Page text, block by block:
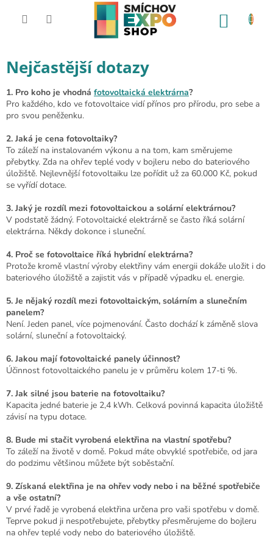
Nejčastější dotazy
1. Pro koho je vhodná fotovoltaická elektrárna?
Pro každého, kdo ve fotovoltaice vidí přínos pro přírodu, pro sebe a
pro svou peněženku.
2. Jaká je cena fotovoltaiky?
To záleží na instalovaném výkonu a na tom, kam směrujeme
přebytky. Zda na ohřev teplé vody v bojleru nebo do bateriového
úložiště. Nejlevnější fotovoltaiku lze pořídit už za 60.000 Kč, pokud
se vyřídí dotace.
3. Jaký je rozdíl mezi fotovoltaickou a solární elektrárnou?
V podstatě žádný. Fotovoltaické elektrárně se často říká solární
elektrárna. Někdy dokonce i sluneční.
4. Proč se fotovoltaice říká hybridní elektrárna?
Protože kromě vlastní výroby elektřiny vám energii dokáže uložit i do
bateriového úložiště a zajistit vás v případě výpadku el. energie.
5. Je nějaký rozdíl mezi fotovoltaickým, solárním a slunečním
panelem?
Není. Jeden panel, více pojmenování. Často dochází k záměně slova
solární, sluneční a fotovoltaický.
6. Jakou mají fotovoltaické panely účinnost?
Účinnost fotovoltaického panelu je v průměru kolem 17-ti %.
7. Jak silné jsou baterie na fotovoltaiku?
Kapacita jedné baterie je 2,4 kWh. Celková povinná kapacita úložiště
závisí na typu dotace.
8. Bude mi stačit vyrobená elektřina na vlastní spotřebu?
To záleží na životě v domě. Pokud máte obvyklé spotřebiče, od jara
do podzimu většinou můžete být soběstační.
9. Získaná elektřina je na ohřev vody nebo i na běžné spotřebiče
a vše ostatní?
V prvé řadě je vyrobená elektřina určena pro vaši spotřebu v domě.
Teprve pokud ji nespotřebujete, přebytky přesměrujeme do bojleru
na ohřev teplé vody nebo do bateriového úložiště.